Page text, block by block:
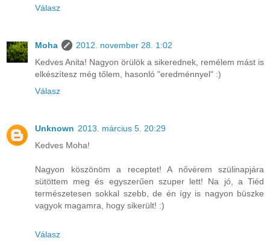
Válasz
Moha
2012. november 28. 1:02
Kedves Anita! Nagyon örülök a sikerednek, remélem mást is
elkészítesz még tőlem, hasonló "eredménnyel" :)
Válasz
Unknown 2013. március 5. 20:29
Kedves Moha!
Nagyon köszönöm a receptet! A nővérem szülinapjára
sütöttem meg és egyszerűen szuper lett! Na jó, a Tiéd
természetesen sokkal szebb, de én így is nagyon büszke
vagyok magamra, hogy sikerült! :)
Válasz